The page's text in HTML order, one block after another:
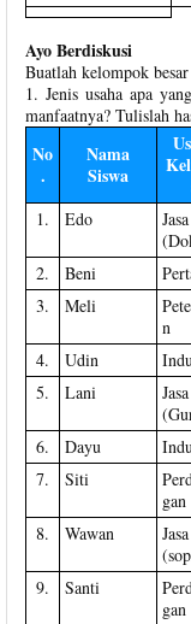
Ayo Berdiskusi
Buatlah kelompok
1. Jenis usaha apa
manfaatnya? Tulislah
No
.
Nama
Siswa
1. Edo
Jasa
2. Beni
3.
Meli
n
4. Udin
5.
Lani
Jasa
6. Dayu
7.
Siti
gan
8. Wawan
Jasa
9.
Santi
gan